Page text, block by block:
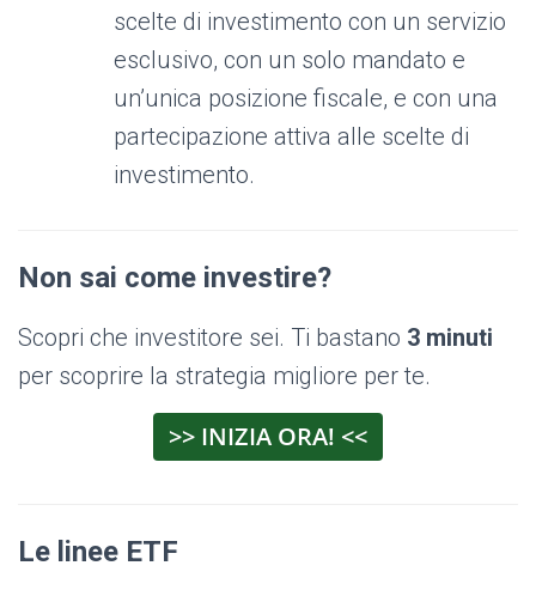
scelte di investimento con un servizio
esclusivo, con un solo mandato e
un’unica posizione fiscale, e con una
partecipazione attiva alle scelte di
investimento.
Non sai come investire?
Scopri che investitore sei. Ti bastano 3 minuti
per scoprire la strategia migliore per te.
>> INIZIA ORA! <<
Le linee ETF